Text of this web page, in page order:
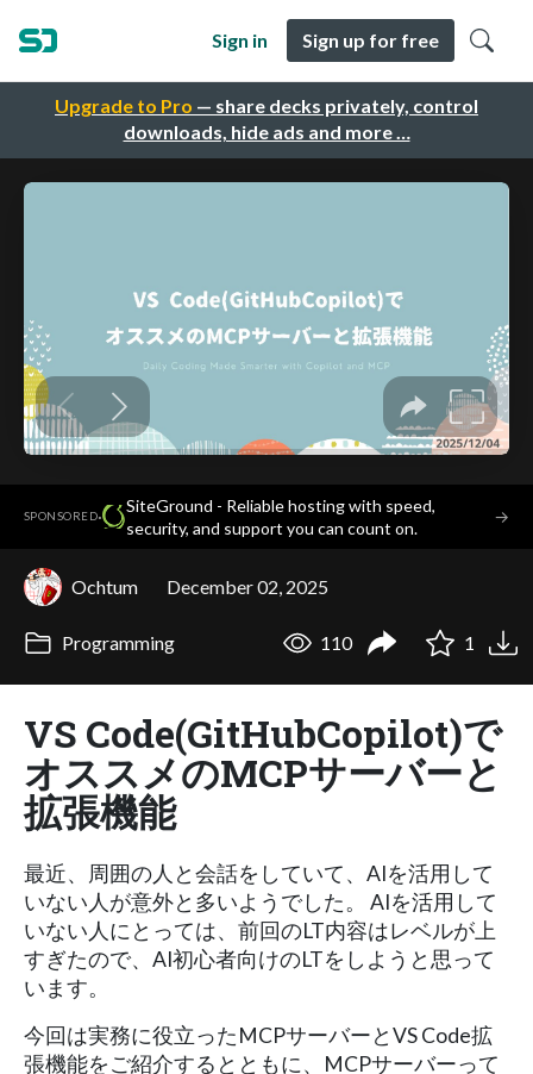
Upgrade to Pro — share decks privately, control
downloads, hide ads and more …
Sign in Sign up for free
SPONSORED·
SiteGround - Reliable hosting with speed,
security, and support you can count on.
→
Ochtum December 02, 2025
Programming 110 1
VS Code(GitHubCopilot)で​
オススメの​MCPサーバーと​
拡張機能
最近、周囲の​人と​会話を​していて、​AIを​活用して
いない​人が意外と多い​ようでした。​ AIを​活用して
いない​人に​とっては、​前回の​LT内容は​レベルが​上
すぎたので、​AI初心者向けの​LTを​しようと​思って
います。​
今回は実務に役立ったMCPサーバーとVS Code拡
張機能をご紹介するとともに、MCPサーバーって